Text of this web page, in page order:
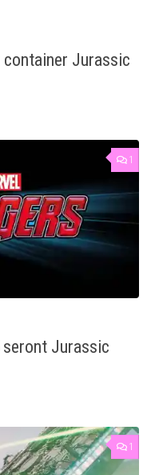
container Jurassic
1
seront Jurassic
1